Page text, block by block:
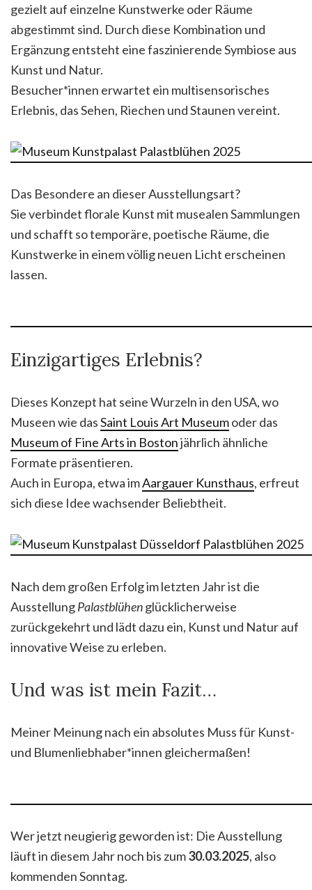
gezielt auf einzelne Kunstwerke oder Räume
abgestimmt sind. Durch diese Kombination und
Ergänzung entsteht eine faszinierende Symbiose aus
Kunst und Natur.
Besucher*innen erwartet ein multisensorisches
Erlebnis, das Sehen, Riechen und Staunen vereint.
Das Besondere an dieser Ausstellungsart?
Sie verbindet florale Kunst mit musealen Sammlungen
und schafft so temporäre, poetische Räume, die
Kunstwerke in einem völlig neuen Licht erscheinen
lassen.
Einzigartiges Erlebnis?
Dieses Konzept hat seine Wurzeln in den USA, wo
Museen wie dasSaint Louis Art Museumoder das
Museum of Fine Arts in Bostonjährlich ähnliche
Formate präsentieren.
Auch in Europa, etwa imAargauer Kunsthaus, erfreut
sich diese Idee wachsender Beliebtheit.
Nach dem großen Erfolg im letzten Jahr ist die
AusstellungPalastblühenglücklicherweise
zurückgekehrt und lädt dazu ein, Kunst und Natur auf
innovative Weise zu erleben.
Und was ist mein Fazit…
Meiner Meinung nach ein absolutes Muss für Kunst-
und Blumenliebhaber*innen gleichermaßen!
Wer jetzt neugierig geworden ist: Die Ausstellung
läuft in diesem Jahr noch bis zum30.03.2025, also
kommenden Sonntag.